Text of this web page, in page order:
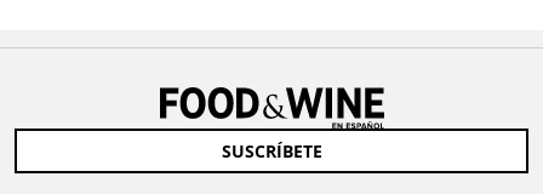
SUSCRÍBETE